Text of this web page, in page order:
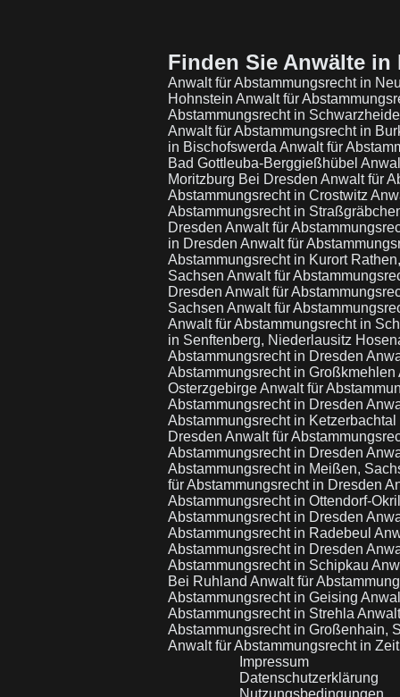
Finden Sie Anwälte in
Anwalt für Abstammungsrecht in
Hohnstein Anwalt für
Abstammungsrecht in
Anwalt für Abstammungsrecht in
in Bischofswerda Anwalt für
Bad Gottleuba-Berggießhübel
Moritzburg Bei Dresden Anwalt für
Abstammungsrecht in Crostwitz
Abstammungsrecht in
Dresden Anwalt für
in Dresden Anwalt für
Abstammungsrecht in Kurort
Sachsen Anwalt für
Dresden Anwalt für
Sachsen Anwalt für
Anwalt für Abstammungsrecht in
in Senftenberg, Niederlausitz
Abstammungsrecht in Dresden
Abstammungsrecht in Großkmehlen
OsterzgebirgeAnwalt für
Abstammungsrecht in Dresden
Abstammungsrecht in
Dresden Anwalt für
Abstammungsrecht in Dresden
Abstammungsrecht in Meißen,
für Abstammungsrecht in Dresden
Abstammungsrecht in Ottendorf-
Abstammungsrecht in Dresden
Abstammungsrecht in Radebeul
Abstammungsrecht in Dresden
Abstammungsrecht in Schipkau
Bei Ruhland Anwalt für
Abstammungsrecht in Geising
Abstammungsrecht in Strehla
Abstammungsrecht in Großenhain,
Anwalt für Abstammungsrecht in
Impressum
Datenschutzerklärung
Nutzungsbedingungen